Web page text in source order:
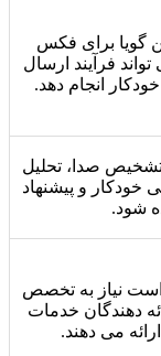
گویا برای فکس
فرآیند ارسال
انجام دهد.
صدا، تحلیل
و پیشنهاد
شود.
نیاز به تخصص
دهندگان خدمات
می دهند.